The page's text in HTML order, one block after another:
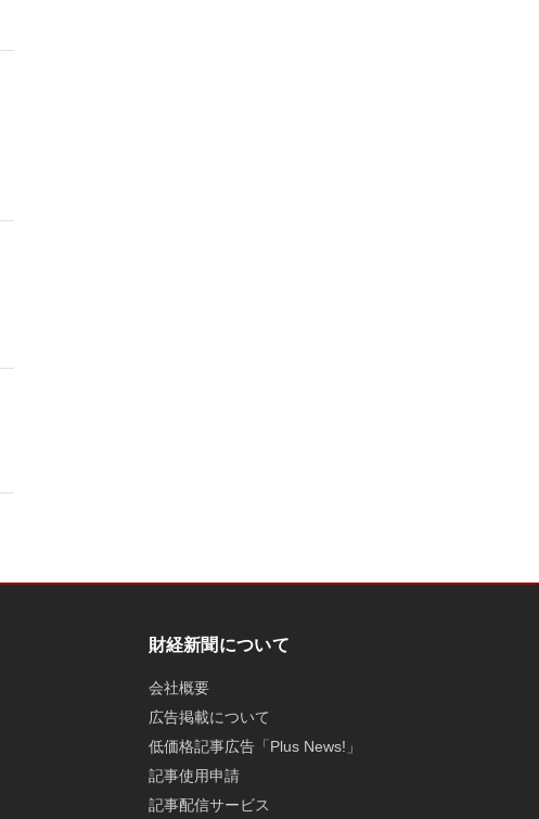
財経新聞について
会社概要
広告掲載について
低価格記事広告「Plus News!」
記事使用申請
記事配信サービス